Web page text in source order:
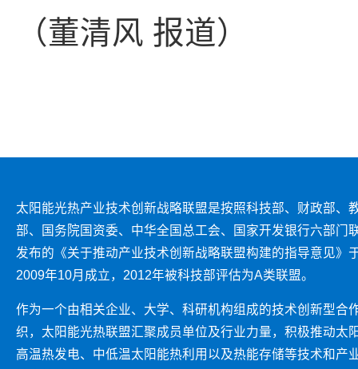
（董清风 报道）
太阳能光热产业技术创新战略联盟是按照科技部、财政部、
部、国务院国资委、中华全国总工会、国家开发银行六部门
发布的《关于推动产业技术创新战略联盟构建的指导意见》
2009年10月成立，2012年被科技部评估为A类联盟。
作为一个由相关企业、大学、科研机构组成的技术创新型合
织，太阳能光热联盟汇聚成员单位及行业力量，积极推动太
高温热发电、中低温太阳能热利用以及热能存储等技术和产